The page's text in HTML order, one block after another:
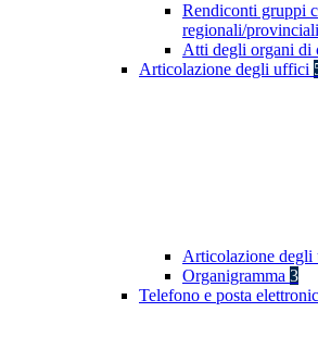
Rendiconti gruppi
regionali/provinciali
Atti degli organi di
Articolazione degli uffici
Articolazione degli
Organigramma 3
Telefono e posta